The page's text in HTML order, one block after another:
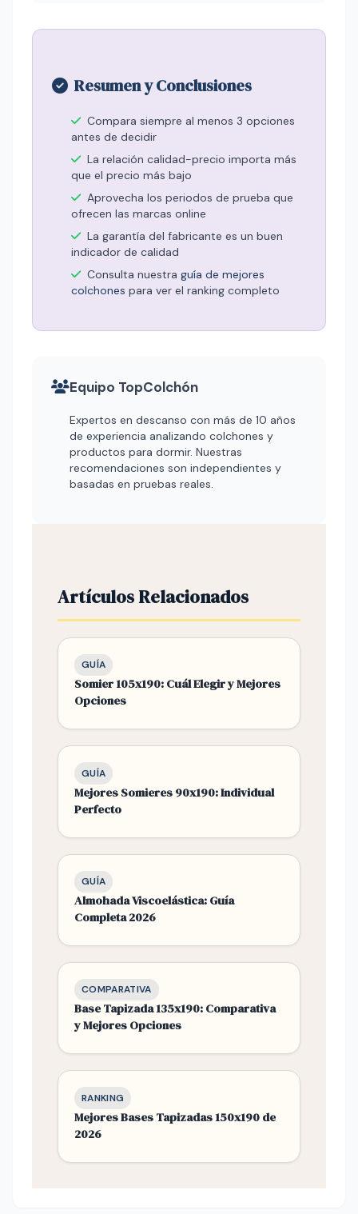
Resumen y Conclusiones
Compara siempre al menos 3 opciones
antes de decidir
La relación calidad-precio importa más
que el precio más bajo
Aprovecha los periodos de prueba que
ofrecen las marcas online
La garantía del fabricante es un buen
indicador de calidad
Consulta nuestra guía de mejores
colchones para ver el ranking completo
Equipo TopColchón
Expertos en descanso con más de 10 años
de experiencia analizando colchones y
productos para dormir. Nuestras
recomendaciones son independientes y
basadas en pruebas reales.
Artículos Relacionados
GUÍA
Somier 105x190: Cuál Elegir y Mejores
Opciones
GUÍA
Mejores Somieres 90x190: Individual
Perfecto
GUÍA
Almohada Viscoelástica: Guía
Completa 2026
COMPARATIVA
Base Tapizada 135x190: Comparativa
y Mejores Opciones
RANKING
Mejores Bases Tapizadas 150x190 de
2026